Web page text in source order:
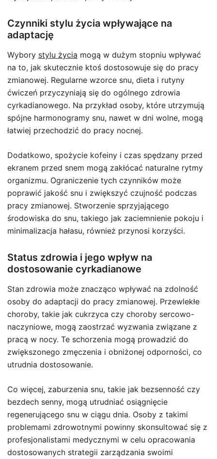
Czynniki stylu życia wpływające na
adaptację
Wybory stylu życia mogą w dużym stopniu wpływać
na to, jak skutecznie ktoś dostosowuje się do pracy
zmianowej. Regularne wzorce snu, dieta i rutyny
ćwiczeń przyczyniają się do ogólnego zdrowia
cyrkadianowego. Na przykład osoby, które utrzymują
spójne harmonogramy snu, nawet w dni wolne, mogą
łatwiej przechodzić do pracy nocnej.
Dodatkowo, spożycie kofeiny i czas spędzany przed
ekranem przed snem mogą zakłócać naturalne rytmy
organizmu. Ograniczenie tych czynników może
poprawić jakość snu i zwiększyć czujność podczas
pracy zmianowej. Stworzenie sprzyjającego
środowiska do snu, takiego jak zaciemnienie pokoju i
minimalizacja hałasu, również przynosi korzyści.
Status zdrowia i jego wpływ na
dostosowanie cyrkadianowe
Stan zdrowia może znacząco wpływać na zdolność
osoby do adaptacji do pracy zmianowej. Przewlekłe
choroby, takie jak cukrzyca czy choroby sercowo-
naczyniowe, mogą zaostrzać wyzwania związane z
pracą w nocy. Te schorzenia mogą prowadzić do
zwiększonego zmęczenia i obniżonej odporności, co
utrudnia dostosowanie.
Co więcej, zaburzenia snu, takie jak bezsenność czy
bezdech senny, mogą utrudniać osiągnięcie
regenerującego snu w ciągu dnia. Osoby z takimi
problemami zdrowotnymi powinny skonsultować się z
profesjonalistami medycznymi w celu opracowania
dostosowanych strategii zarządzania swoimi